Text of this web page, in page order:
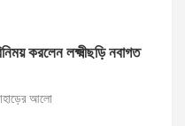
করলেন লক্ষ্মীছড়ি নবাগত
আলো